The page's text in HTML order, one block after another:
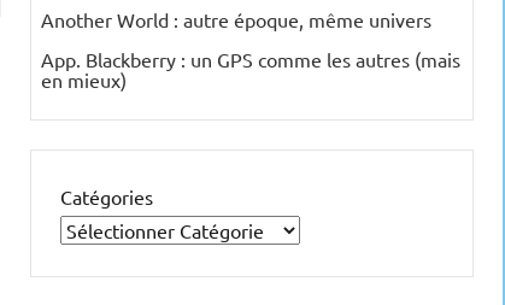
Another World : autre époque, même univers
App. Blackberry : un GPS comme les autres (mais
en mieux)
Catégories